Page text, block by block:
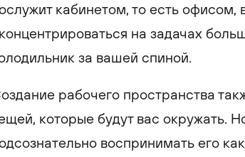
кабинетом, то есть офисом,
на задачах
за вашей спиной.
рабочего пространства
которые будут вас окружать.
воспринимать его